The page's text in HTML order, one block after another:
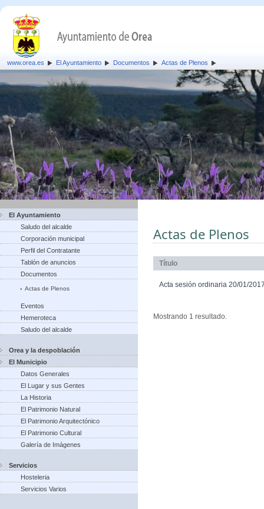
www.orea.es El Ayuntamiento Documentos Actas de Plenos
El Ayuntamiento
Saludo del alcalde
Corporación municipal
Perfil del Contratante
Tablón de anuncios
Documentos
Actas de Plenos
Eventos
Hemeroteca
Saludo del alcalde
Orea y la despoblación
El Municipio
Datos Generales
El Lugar y sus Gentes
La Historia
El Patrimonio Natural
El Patrimonio Arquitectónico
El Patrimonio Cultural
Galería de Imágenes
Servicios
Hosteleria
Servicios Varios
Actas de Plenos
Título
Acta sesión ordinaria 20/01/
Mostrando 1 resultado.